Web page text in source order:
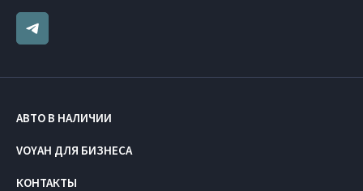
АВТО В НАЛИЧИИ
VOYAH ДЛЯ БИЗНЕСА
КОНТАКТЫ